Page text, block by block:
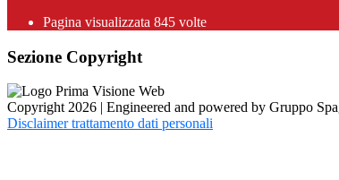
Pagina visualizzata 845 volte
Sezione Copyright
Copyright 2026 | Engineered and powered by Gruppo
Disclaimer trattamento dati personali